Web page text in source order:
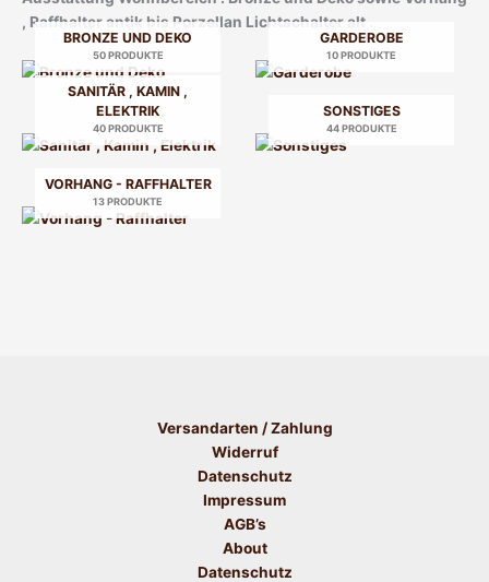
, Raffhalter antik bis Porzellan Lichtschalter alt .
BRONZE UND DEKO
50 PRODUKTE
GARDEROBE
10 PRODUKTE
SANITÄR , KAMIN ,
ELEKTRIK
40 PRODUKTE
SONSTIGES
44 PRODUKTE
VORHANG - RAFFHALTER
13 PRODUKTE
Versandarten / Zahlung
Widerruf
Datenschutz
Impressum
AGB’s
About
Datenschutz